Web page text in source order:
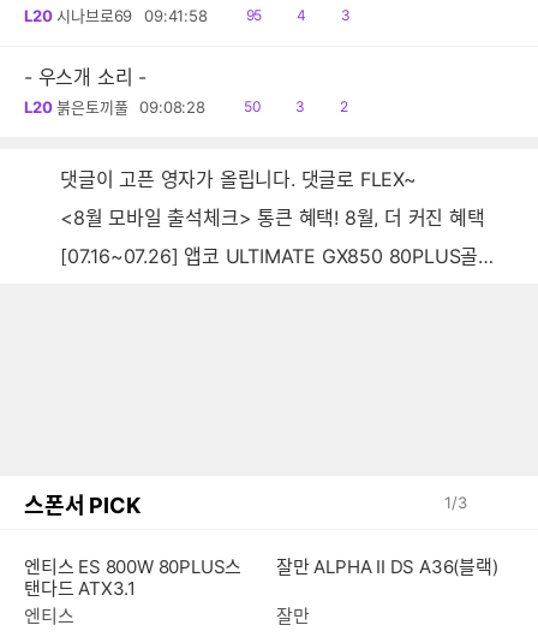
L20 시나브로69 09:41:58
읽
95
공
4
댓
3
- 우스개 소리 -
L20 붉은토끼풀 09:08:28
읽
50
공
3
댓
2
댓글이 고픈 영자가 올립니다. 댓글로 FLEX~
<8월 모바일 출석체크> 통큰 혜택! 8월, 더 커진 혜택
[07.16~07.26] 앱코 ULTIMATE GX850 80PLUS골드 풀모듈러 ATX3.0 블랙
스폰서 PICK 1/3
엔티스 ES 800W 80PLUS스
탠다드 ATX3.1
엔티스
잘만 ALPHA II DS A36(블랙)
잘만